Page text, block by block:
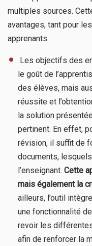
multiples sources.
avantages, tant pour
apprenants.
Les objectifs des
le goût de
des élèves, mais
réussite et
la solution
pertinent. En effet,
révision, il suffit de
documents,
l’enseignant. Cette
mais également la
ailleurs, l’outil
une fonctionnalité
revoir les
afin de renforcer la